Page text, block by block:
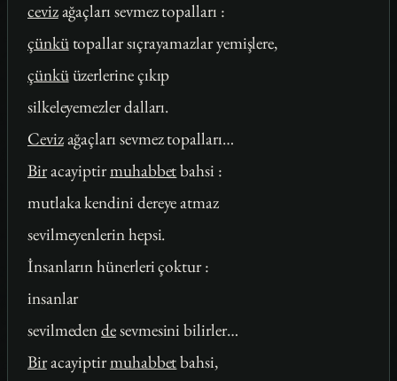
cevizağaçları sevmez topalları :
çünkütopallar sıçrayamazlar yemişlere,
çünküüzerlerine çıkıp
silkeleyemezler dalları.
Cevizağaçları sevmez topalları…
Biracayiptirmuhabbetbahsi :
mutlaka kendini dereye atmaz
sevilmeyenlerin hepsi.
İnsanların hünerleri çoktur :
insanlar
sevilmedendesevmesini bilirler…
Biracayiptirmuhabbetbahsi,